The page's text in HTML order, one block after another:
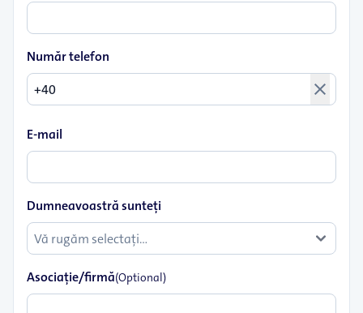
Număr telefon
close
E-mail
Dumneavoastră sunteţi
Asociaţie/firmă(Optional)